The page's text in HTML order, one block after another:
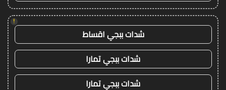
!
شدات ببجي اقساط
شدات ببجي تمارا
شدات ببجي تمارا